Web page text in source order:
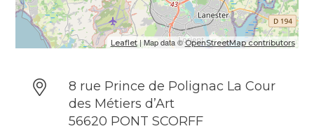
Leaflet| Map data ©OpenStreetMap contributors
8 rue Prince de Polignac La Cour
des Métiers d’Art
56620 PONT SCORFF